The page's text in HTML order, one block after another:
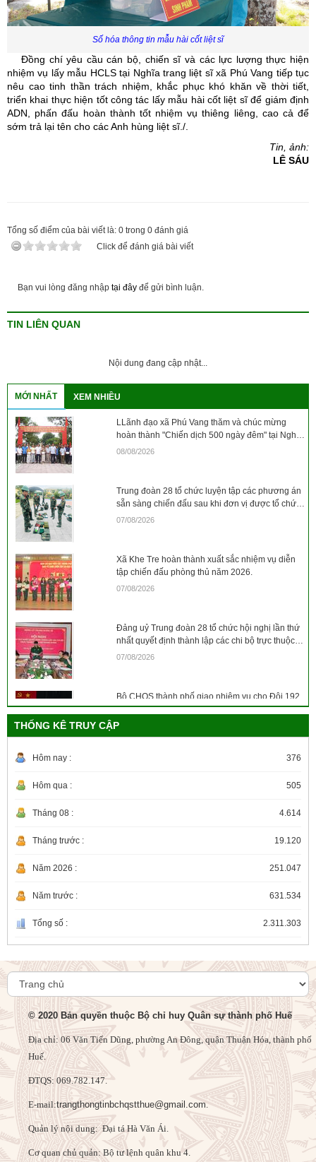
Số hóa thông tin mẫu hài cốt liệt sĩ
Đồng chí yêu cầu cán bộ, chiến sĩ và các lực lượng thực hiện
nhiệm vụ lấy mẫu HCLS tại Nghĩa trang liệt sĩ xã Phú Vang tiếp tục
nêu cao tinh thần trách nhiệm, khắc phục khó khăn về thời tiết,
triển khai thực hiện tốtcông tác lấy mẫu hài cốt liệt sĩ để giám định
ADN , phấn đấu hoàn thành tốt nhiệm vụ thiêng liêng, cao cả để
sớm trả lại tên cho các Anh hùng liệt sĩ./.
Tin, ảnh:
LÊ SÁU
Tổng số điểm của bài viết là: 0 trong 0 đánh giá
Click để đánh giá bài viết
Bạn vui lòng đăng nhập tại đây để gửi bình luận.
TIN LIÊN QUAN
Nội dung đang cập nhật...
MỚI NHẤT XEM NHIỀU
LLãnh đạo xã Phú Vang thăm và chúc mừng
hoàn thành "Chiến dịch 500 ngày đêm" tại Nghĩa
trang Liệt sỹ xã
08/08/2026
Trung đoàn 28 tổ chức luyện tập các phương án
sẵn sàng chiến đấu sau khi đơn vị được tổ chức,
sắp sếp lại
07/08/2026
Xã Khe Tre hoàn thành xuất sắc nhiệm vụ diễn
tập chiến đấu phòng thủ năm 2026.
07/08/2026
Đảng uỷ Trung đoàn 28 tổ chức hội nghị lần thứ
nhất quyết định thành lập các chi bộ trực thuộc
và ra Nghị quyết lãnh đạo thực hiện nhiệm vụ
07/08/2026
Bộ CHQS thành phố giao nhiệm vụ cho Đội 192
thực hiện nhiệm vụ mùa khô 2026 - 2027.
04/08/2026
quán triệt Nghị quyết Đại hội Đoàn toàn quốc lần
lần thứ 3 Ban Chấp hành Trung ương Đảng
Ban Chỉ đạo triển khai lấy 811 mẫu hài cốt liệt sĩ
Tre.
28/07/2026
Lễ viếng, truy điệu và an táng hài cốt liệt sĩ vừa
Bộ CHQS thành phố thăm, tặng quà người có
THỐNG KÊ TRUY CẬP
Hôm nay : 376
Hôm qua : 505
Tháng 08 : 4.614
Tháng trước : 19.120
Năm 2026 : 251.047
Năm trước : 631.534
Tổng số : 2.311.303
© 2020 Bản quyền thuộc Bộ chỉ huy Quân sự thành phố Huế
Địa chỉ: 06 Văn Tiến Dũng, phường An Đông, quận Thuận Hóa, thành phố
Huế.
ĐTQS: 069.782.147.
E-mail:trangthongtinbchqstthue@gmail.com.
Quản lý nội dung: Đại tá Hà Văn Ái.
Cơ quan chủ quản: Bộ tư lệnh quân khu 4.